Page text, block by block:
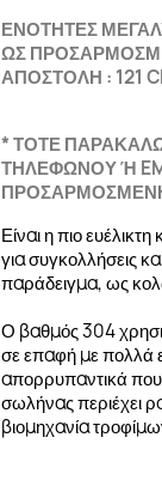
ΕΝΟΤΗΤΕΣ
ΩΣ
ΑΠΟΣΤΟΛΗ : 121
* ΤΟΤΕ
ΤΗΛΕΦΩΝΟΥ Ή
Είναι η πιο
για συγκολλήσεις
παράδειγμα, ως
Ο βαθμός 304
σε επαφή με πολλά
απορρυπαντικά
σωλήνας περιέχει
βιομηχανία